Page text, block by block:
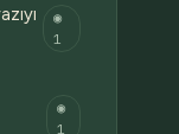
◉
1
◉
1